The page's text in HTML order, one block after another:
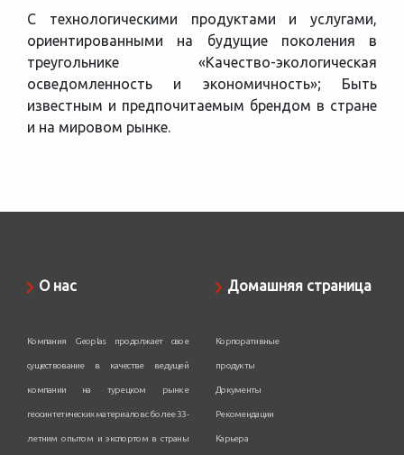
С технологическими продуктами и услугами,
ориентированными на будущие поколения в
треугольнике «Качество-экологическая
осведомленность и экономичность»; Быть
известным и предпочитаемым брендом в стране
и на мировом рынке.
О нас
Компания Geoplas продолжает свое
существование в качестве ведущей
компании на турецком рынке
геосинтетических материалов с более 33-
летним опытом и экспортом в страны
Домашняя страница
Корпоративные
продукты
Документы
Рекомендации
Карьера